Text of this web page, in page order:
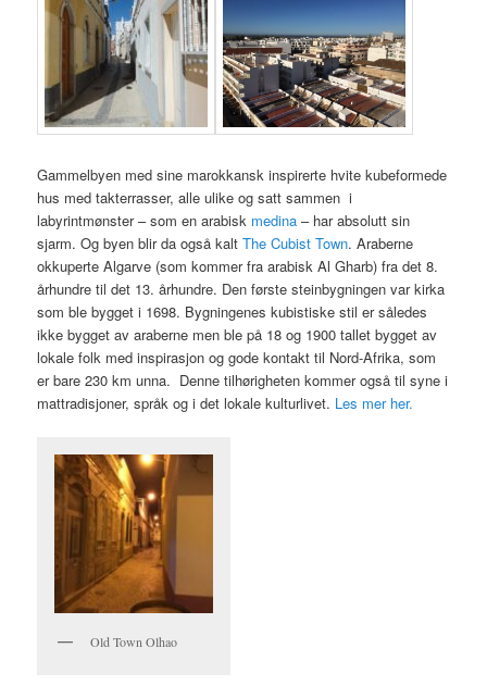
Gammelbyen med sine marokkansk inspirerte hvite kubeformede
hus med takterrasser, alle ulike og satt sammen i
labyrintmønster – som en arabisk medina – har absolutt sin
sjarm. Og byen blir da også kaltThe Cubist Town. Araberne
okkuperte Algarve (som kommer fra arabisk Al Gharb) fra det 8.
århundre til det 13. århundre. Den første steinbygningen var kirka
som ble bygget i 1698. Bygningenes kubistiske stil er således
ikke bygget av araberne men ble på 18 og 1900 tallet bygget av
lokale folk med inspirasjon og gode kontakt til Nord-Afrika, som
er bare 230 km unna. Denne tilhørigheten kommer også til syne i
mattradisjoner, språk og i det lokale kulturlivet. Les mer her.
Old Town Olhao